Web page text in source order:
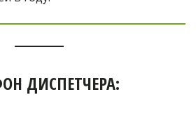
ДИСПЕТЧЕРА: